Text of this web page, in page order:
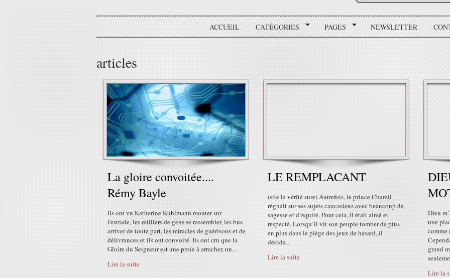
ACCUEIL CATÉGORIES PAGES NEWSLETTER
articles
La gloire convoitée....
Rémy Bayle
Ils ont vu Katherine Kuhlmann monter sur
l'estrade, les milliers de gens se rassembler, les bus
arriver de toute part, les miracles de guérisons et de
délivrances et ils ont convoité. Ils ont cru que la
Gloire du Seigneur est une proie à arracher, un...
Lire la suite
LE REMPLACANT
(site la vérité sure) Autrefois, le prince Chamil
régnait sur ses sujets caucasiens avec beaucoup de
sagesse et d’équité. Pour cela, il était aimé et
respecté. Lorsqu’il vit son peuple tomber de plus
en plus dans le piège des jeux de hasard, il
décida...
Lire la suite
Dieu
une
comme
grand
Lire la